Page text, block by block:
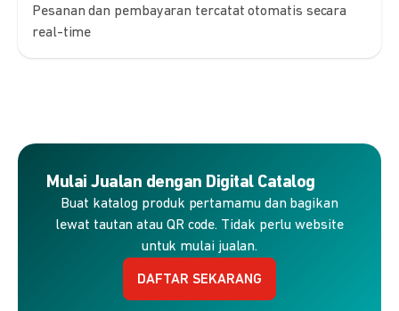
Pesanan dan pembayaran tercatat otomatis secara
real-time
Mulai Jualan dengan Digital Catalog
Buat katalog produk pertamamu dan bagikan
lewat tautan atau QR code. Tidak perlu website
untuk mulai jualan.
DAFTAR SEKARANG